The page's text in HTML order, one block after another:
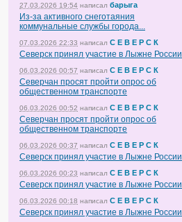
27.03.2026 19:54 написал барыга
Из-за активного снеготаяния
коммунальные службы города...
07.03.2026 22:33 написал С Е В Е Р С К
Северск принял участие в Лыжне России
06.03.2026 00:57 написал С Е В Е Р С К
Северчан просят пройти опрос об
общественном транспорте
06.03.2026 00:52 написал С Е В Е Р С К
Северчан просят пройти опрос об
общественном транспорте
06.03.2026 00:37 написал С Е В Е Р С К
Северск принял участие в Лыжне России
06.03.2026 00:23 написал С Е В Е Р С К
Северск принял участие в Лыжне России
06.03.2026 00:18 написал С Е В Е Р С К
Северск принял участие в Лыжне России